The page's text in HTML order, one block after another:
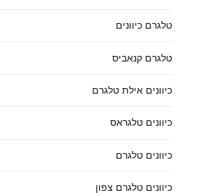
טלגרם כיוונים
טלגרם קנאביס
כיוונים אילת טלגרם
כיוונים טלגראס
כיוונים טלגרם
כיוונים טלגרם צפון